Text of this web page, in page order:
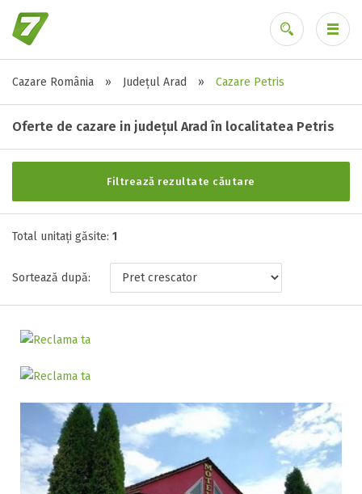
Cazare România » Județul Arad » Cazare Petris
Oferte de cazare in județul Arad în localitatea Petris
Filtrează rezultate căutare
Alte tipuri de unități
Toate tipurile de unitati de cazari
Stele / margarete
Neclasificat
2 stele / margarete
3 stele / margarete
5 stele / margarete
Selecteaza pretul
Pret: 0-0 LEI
Total unitați găsite: 1
Sortează după: